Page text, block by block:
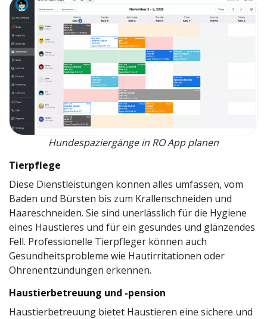
Hundespaziergänge in RO App planen
Tierpflege
Diese Dienstleistungen können alles umfassen, vom
Baden und Bürsten bis zum Krallenschneiden und
Haareschneiden. Sie sind unerlässlich für die Hygiene
eines Haustieres und für ein gesundes und glänzendes
Fell. Professionelle Tierpfleger können auch
Gesundheitsprobleme wie Hautirritationen oder
Ohrenentzündungen erkennen.
Haustierbetreuung und -pension
Haustierbetreuung bietet Haustieren eine sichere und